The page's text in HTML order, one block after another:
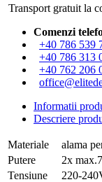
Transport gratuit la
Comenzi
+40 786 539
+40 786 313
+40 762 206
Informatii
Descriere
Materiale
alama
Putere
2x
Tensiune
220-